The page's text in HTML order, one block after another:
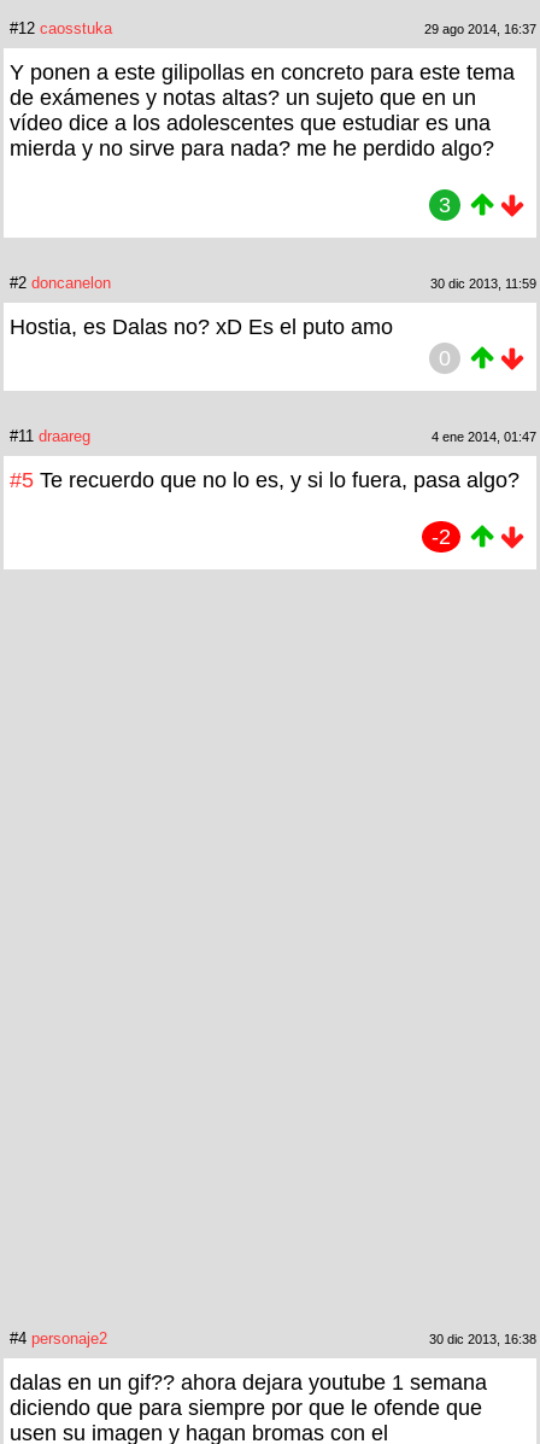
#12 caosstuka 29 ago 2014, 16:37
Y ponen a este gilipollas en concreto para este tema
de exámenes y notas altas? un sujeto que en un
vídeo dice a los adolescentes que estudiar es una
mierda y no sirve para nada? me he perdido algo?
3
#2 doncanelon 30 dic 2013, 11:59
Hostia, es Dalas no? xD Es el puto amo
0
#11 draareg 4 ene 2014, 01:47
#5 Te recuerdo que no lo es, y si lo fuera, pasa algo?
-2
#4 personaje2 30 dic 2013, 16:38
dalas en un gif?? ahora dejara youtube 1 semana
diciendo que para siempre por que le ofende que
usen su imagen y hagan bromas con el